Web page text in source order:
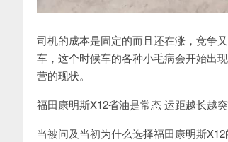
司机的成本是固定的而且还在涨，竞争
车，这个时候车的各种小毛病会开始出
营的现状。
福田康明斯X12省油是常态 运距越长越
当被问及当初为什么选择福田康明斯